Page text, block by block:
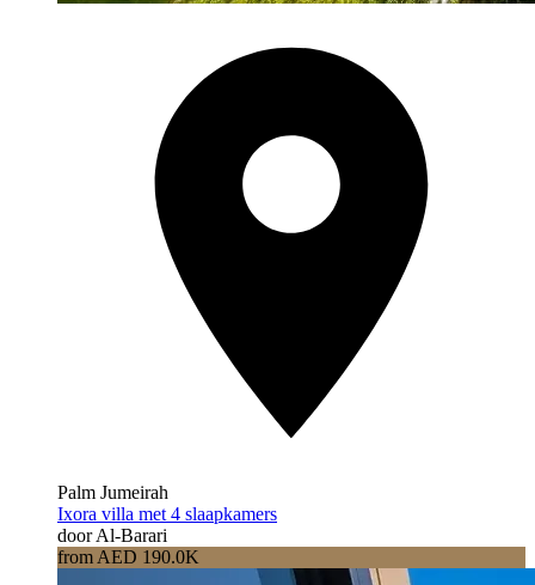
Palm Jumeirah
Ixora villa met 4 slaapkamers
door Al-Barari
from AED 190.0K